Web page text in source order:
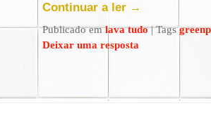
Continuar a ler →
Publicado em lava tudo |Tags
Deixar uma resposta